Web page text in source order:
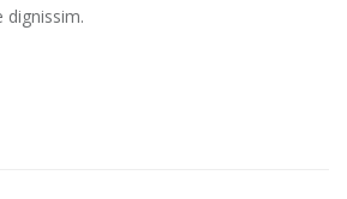
dignissim.